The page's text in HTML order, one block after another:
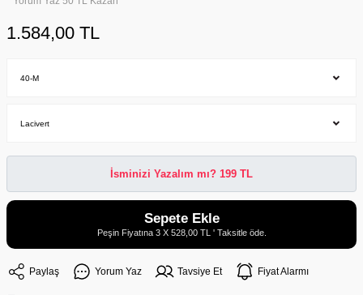
1.584,00 TL
İsminizi Yazalım mı? 199 TL
Sepete Ekle
Peşin Fiyatına 3 X 528,00 TL ' Taksitle öde.
Paylaş Yorum Yaz Tavsiye Et Fiyat Alarmı